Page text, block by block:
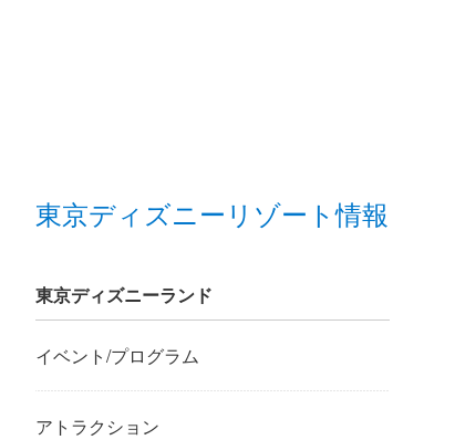
東京ディズニーリゾート情報
東京ディズニーランド
イベント/プログラム
アトラクション